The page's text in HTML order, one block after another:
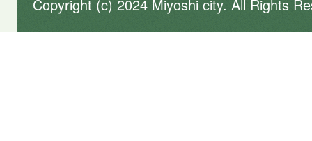
Copyright (c) 2024 Miyoshi city. All Rights